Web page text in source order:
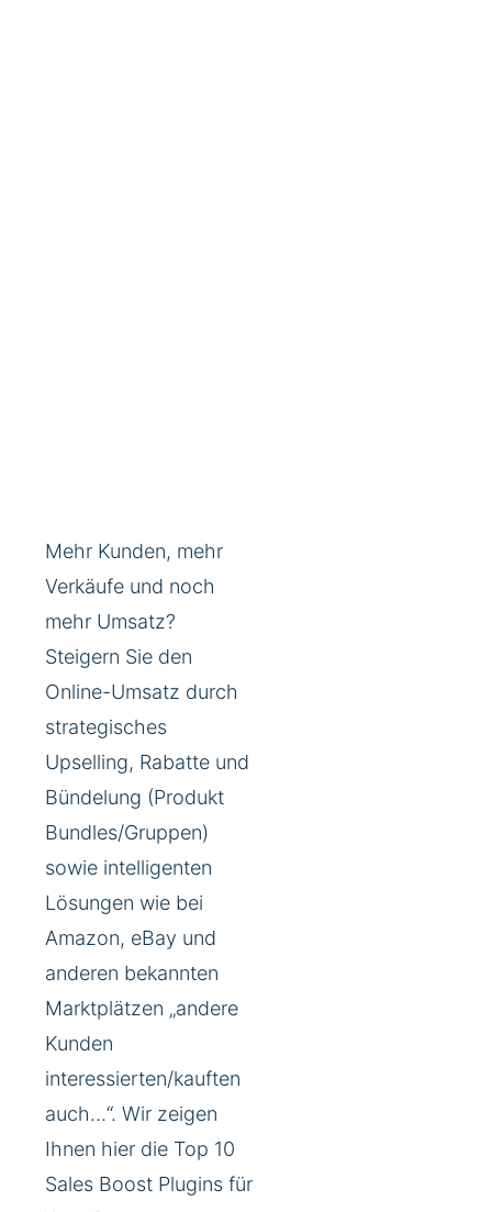
Mehr Kunden, mehr
Verkäufe und noch
mehr Umsatz?
Steigern Sie den
Online-Umsatz durch
strategisches
Upselling, Rabatte und
Bündelung (Produkt
Bundles/Gruppen)
sowie intelligenten
Lösungen wie bei
Amazon, eBay und
anderen bekannten
Marktplätzen „andere
Kunden
interessierten/kauften
auch…“. Wir zeigen
Ihnen hier die Top 10
Sales Boost Plugins für